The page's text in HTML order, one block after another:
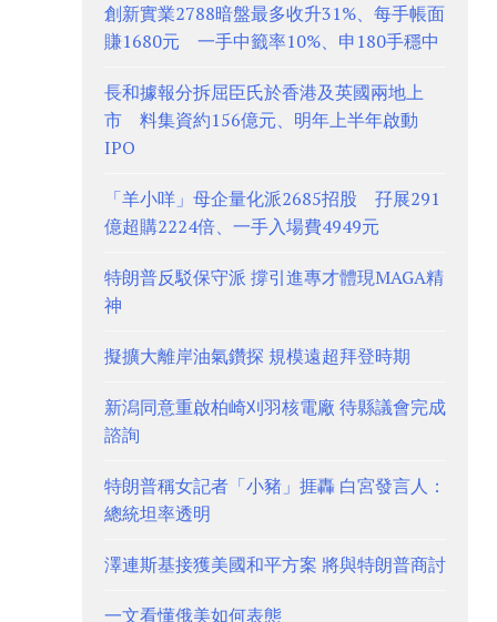
創新實業2788暗盤最多收升31%、每手帳面
賺1680元 一手中籤率10%、申180手穩中
長和據報分拆屈臣氏於香港及英國兩地上
市 料集資約156億元、明年上半年啟動
IPO
「羊小咩」母企量化派2685招股 孖展291
億超購2224倍、一手入場費4949元
特朗普反駁保守派 撐引進專才體現MAGA精
神
擬擴大離岸油氣鑽探 規模遠超拜登時期
新潟同意重啟柏崎刈羽核電廠 待縣議會完成
諮詢
特朗普稱女記者「小豬」捱轟 白宮發言人：
總統坦率透明
澤連斯基接獲美國和平方案 將與特朗普商討
一文看懂俄美如何表態